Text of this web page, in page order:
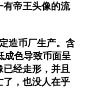
有帝王头像的流
造币厂生产。含
成色导致币面呈
经走形，并且
了，也没人在乎